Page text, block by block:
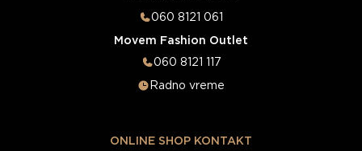
060 8121 061
Movem Fashion Outlet
060 8121 117
Radno vreme
ONLINE SHOP KONTAKT